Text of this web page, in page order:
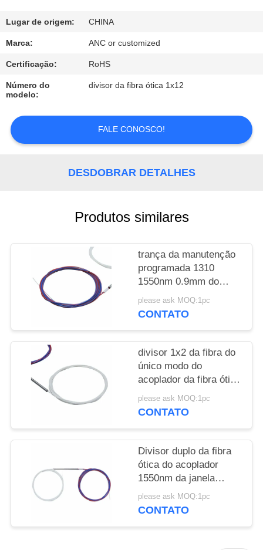
DA
QUALIDADE
CONTACTE-
NOS
NOTÍCIA
Lugar de origem: CHINA
Marca: ANC or customized
Certificação: RoHS
Número do
modelo:
divisor da fibra ótica 1x12
FALE CONOSCO!
DESDOBRAR DETALHES
Produtos similares
trança da manutenção
programada 1310
1550nm 0.9mm do
divisor da fibra ótica de
1x2 FBT sem conector
please ask MOQ:1pc
CONTATO
divisor 1x2 da fibra do
único modo do
acoplador da fibra ótica
de 1550nm FBT
please ask MOQ:1pc
CONTATO
Divisor duplo da fibra
ótica do acoplador
1550nm da janela
Singlemode
please ask MOQ:1pc
CONTATO